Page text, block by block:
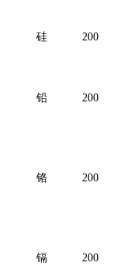
硅 200
铅 200
铬 200
镉 200